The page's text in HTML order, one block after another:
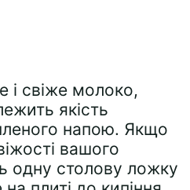
свіже молоко,
якість
напою. Якщо
вашого
одну столову ложку